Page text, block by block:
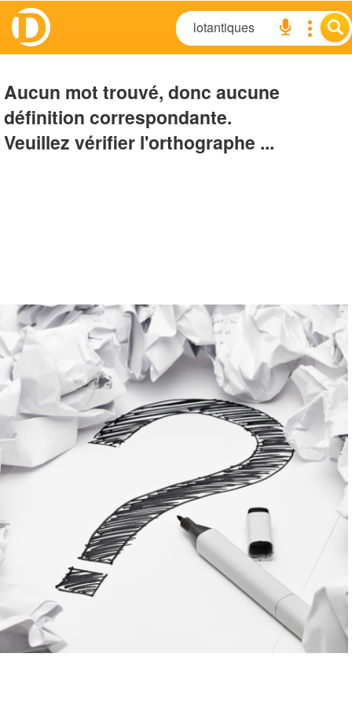
Aucun mot trouvé, donc aucune
définition correspondante.
Veuillez vérifier l'orthographe ...